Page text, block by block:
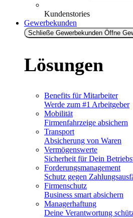
Kundenstories
Gewerbekunden
Schließe Gewerbekunden Öffne
Lösungen
Benefits für Mitarbeiter
Werde zum #1 Arbeitgeber
Mobilität
Firmenfahrzeige absichern
Transport
Absicherung von Waren
Vermögenswerte
Sicherheit für Dein
Forderungsmanagement
Schutz gegen
Firmenschutz
Business smart absichern
Managerhaftung
Deine Verantwortung